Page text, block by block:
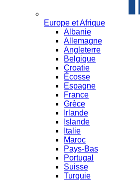
Europe et Afrique
Albanie
Allemagne
Angleterre
Belgique
Croatie
Écosse
Espagne
France
Grèce
Irlande
Islande
Italie
Maroc
Pays-Bas
Portugal
Suisse
Turquie